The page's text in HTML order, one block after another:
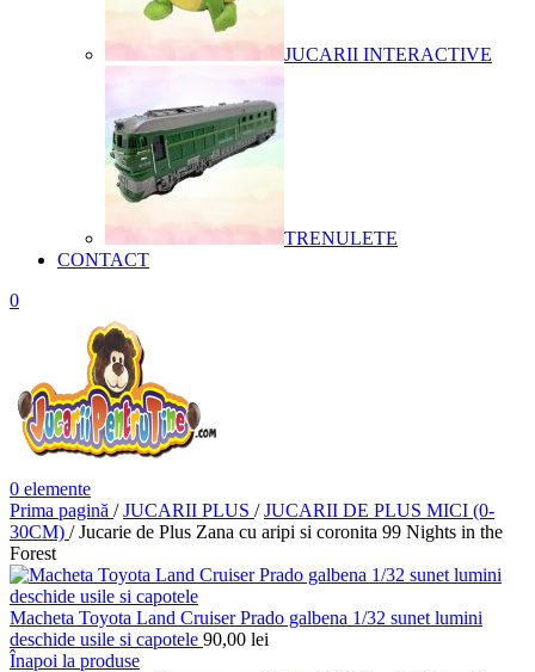
JUCARII INTERACTIVE
TRENULETE
CONTACT
0
0 elemente
Prima pagină / JUCARII PLUS / JUCARII DE PLUS MICI (0-
30CM) / Jucarie de Plus Zana cu aripi si coronita 99 Nights in the
Forest
Macheta Toyota Land Cruiser Prado galbena 1/32 sunet lumini
deschide usile si capotele 90,00 lei
Înapoi la produse